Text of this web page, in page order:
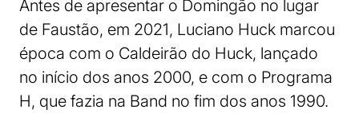
Antes de apresentar o Domingão no lugar
de Faustão, em 2021, Luciano Huck marcou
época com o Caldeirão do Huck, lançado
no início dos anos 2000, e com o Programa
H, que fazia na Band no fim dos anos 1990.